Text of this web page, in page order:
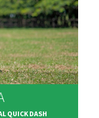
QUICK DASH